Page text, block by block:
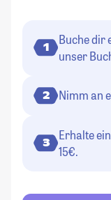
1
Buche dir
unser
2 Nimm an
3
Erhalte
15€.